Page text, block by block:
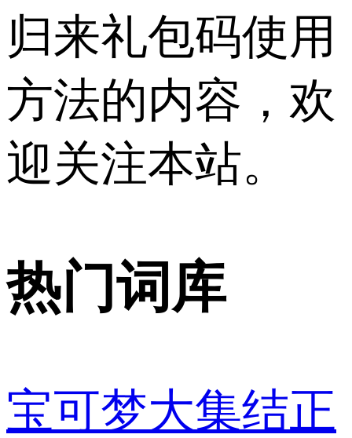
归来礼包码使用
方法的内容，欢
迎关注本站。
热门词库
宝可梦大集结正